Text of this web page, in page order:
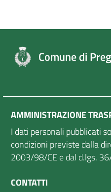
Comune di
AMMINISTRAZIONE
I dati personali pubblicati
condizioni previste dalla
2003/98/CE e dal d.lgs.
CONTATTI